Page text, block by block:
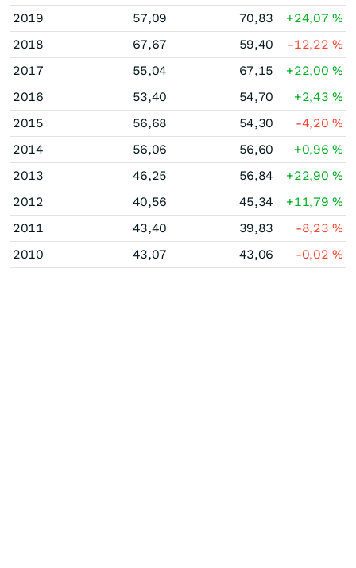
2019
57,09 70,83 +24,07%
2018
67,67 59,40 -12,22%
2017
55,04 67,15 +22,00%
2016
53,40 54,70 +2,43%
2015
56,68 54,30 -4,20%
2014
56,06 56,60 +0,96%
2013
46,25 56,84 +22,90%
2012
40,56 45,34 +11,79%
2011
43,40 39,83 -8,23%
2010
43,07 43,06 -0,02%